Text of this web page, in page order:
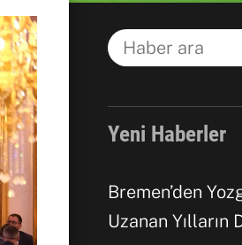
Yeni Haberler
Bremen’den
Uzanan Yılların